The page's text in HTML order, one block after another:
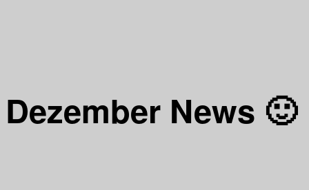
Dezember News 🙂